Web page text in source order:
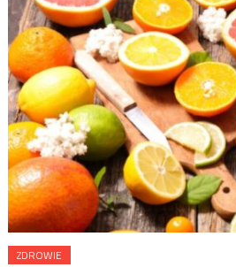
ZDROWIE